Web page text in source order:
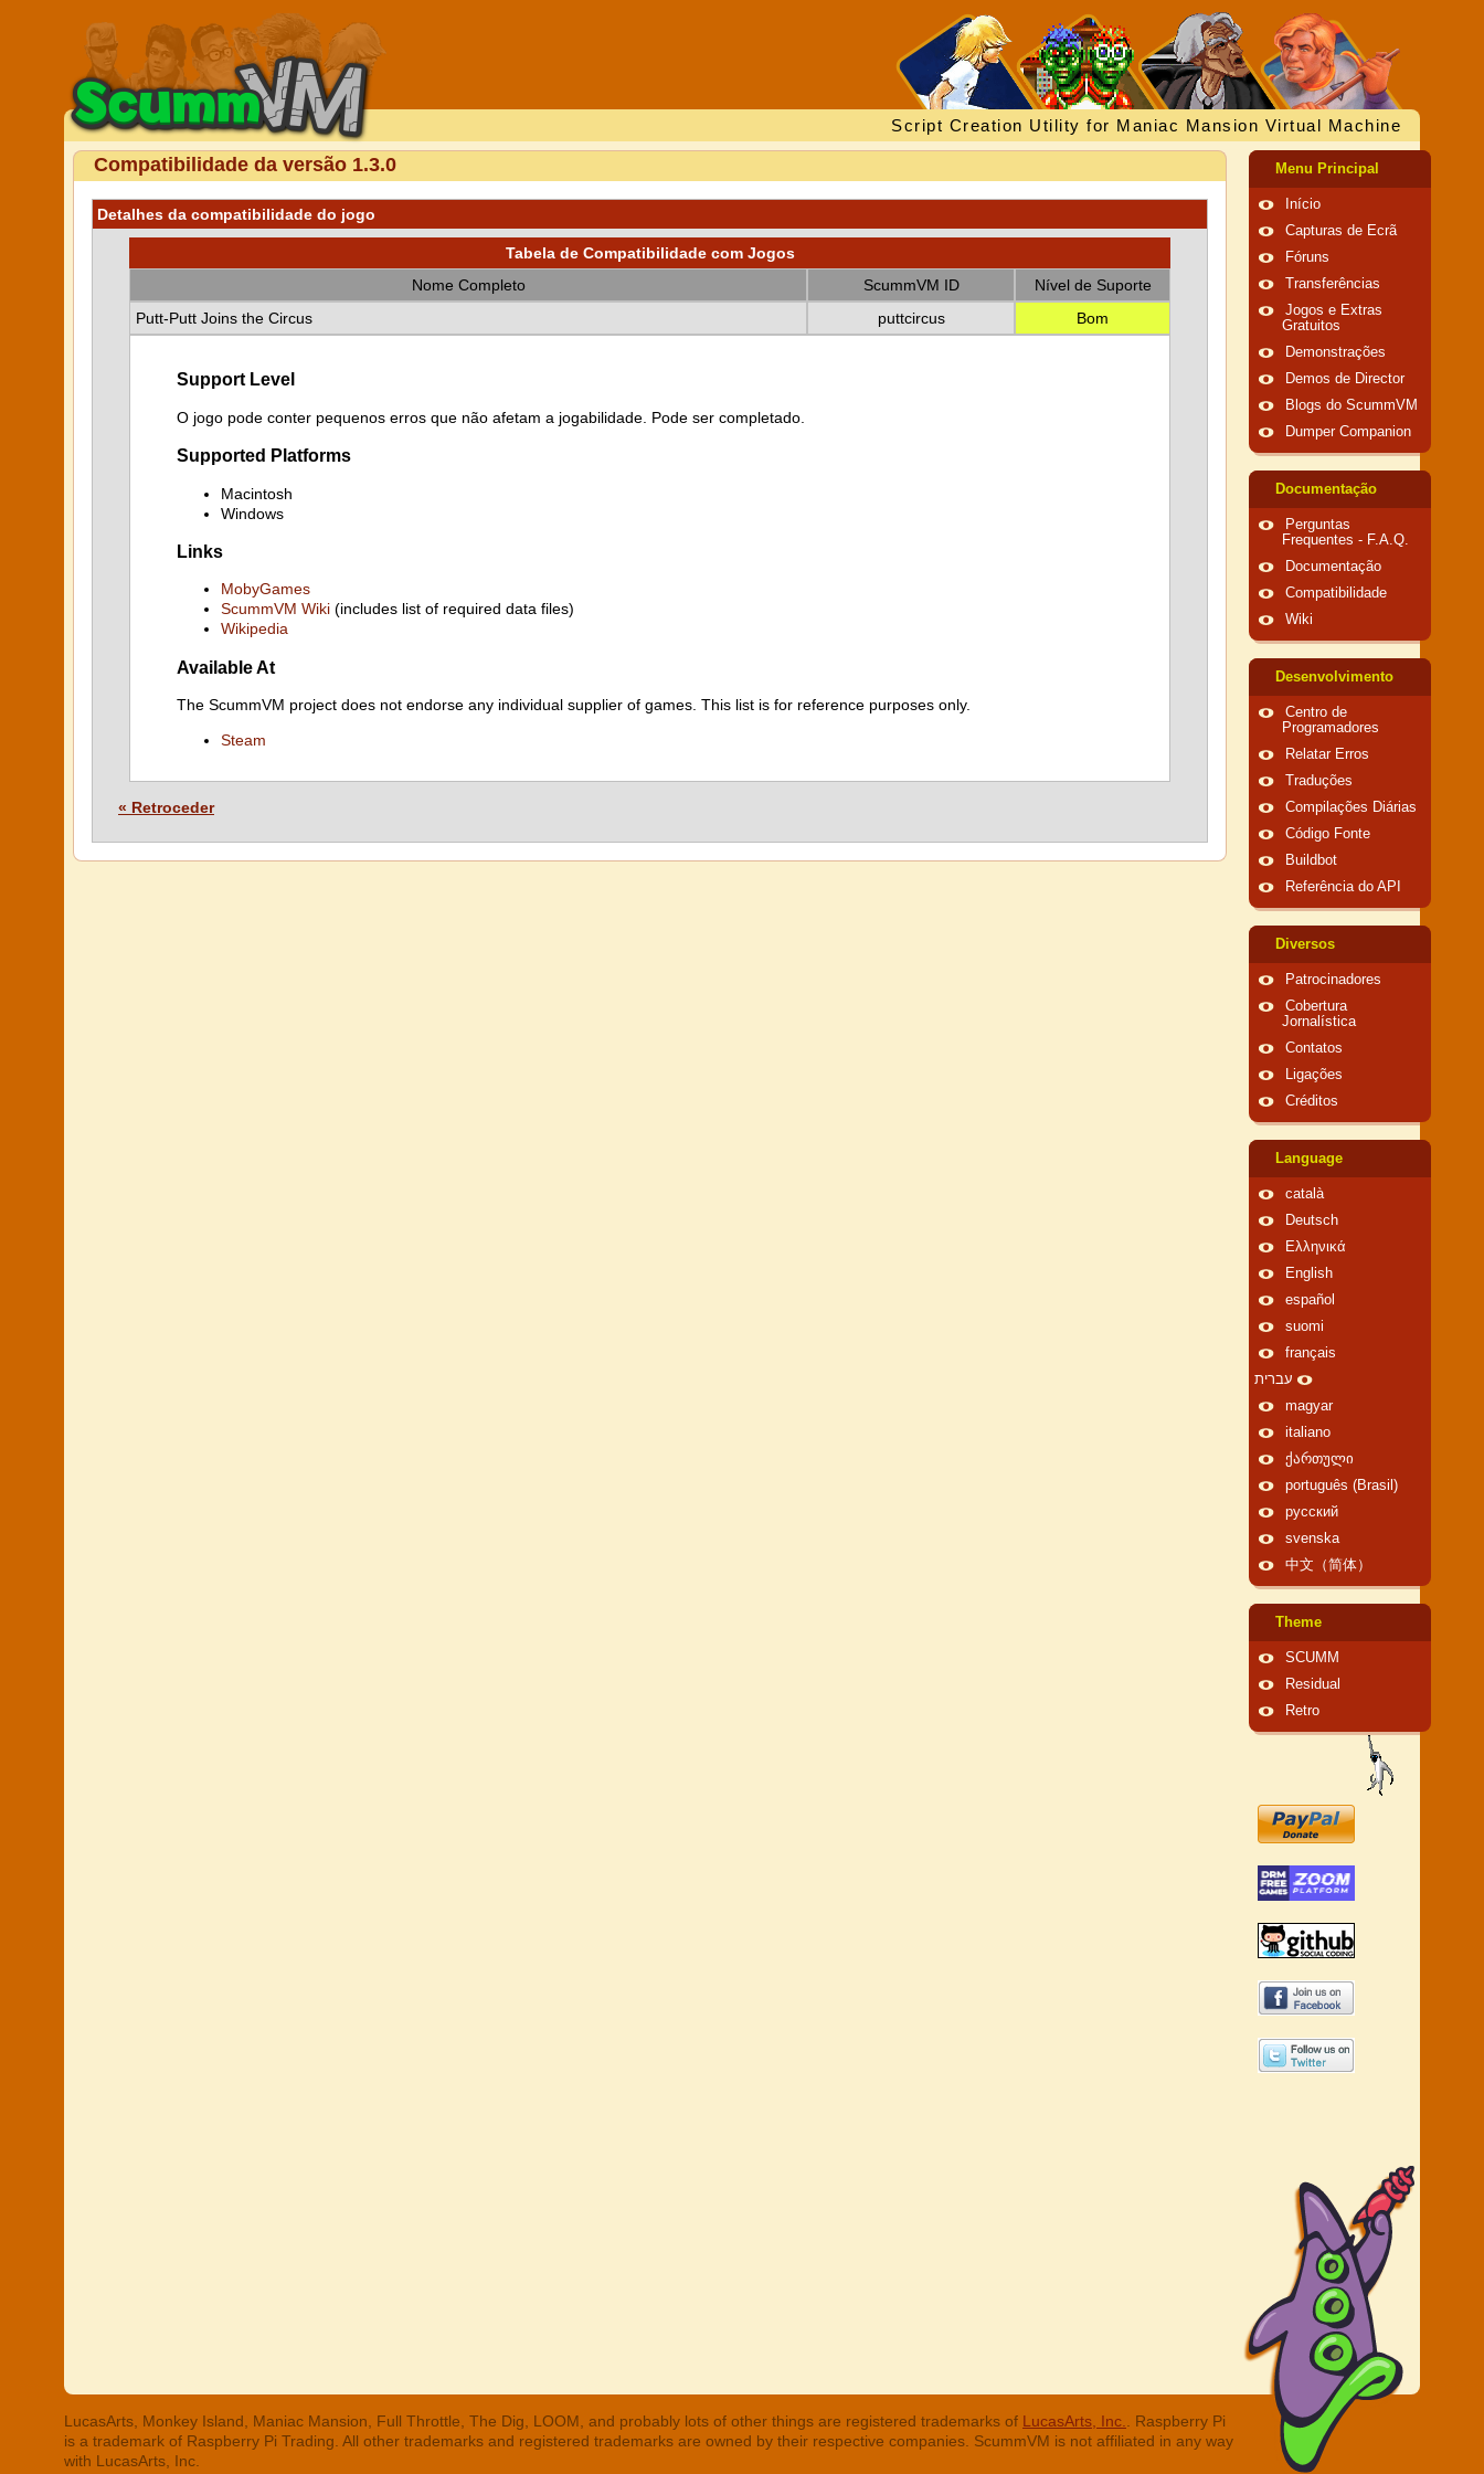
Script Creation Utility for Maniac Mansion Virtual Machine
Compatibilidade da versão 1.3.0
Detalhes da compatibilidade do jogo
Tabela de Compatibilidade com Jogos
Nome Completo
ScummVM ID
Nível de Suporte
Putt-Putt Joins the Circus
puttcircus Bom
Support Level
O jogo pode conter pequenos erros que não afetam a jogabilidade. Pode ser completado.
Supported Platforms
Macintosh
Windows
Links
MobyGames
ScummVM Wiki (includes list of required data files)
Wikipedia
Available At
The ScummVM project does not endorse any individual supplier of games. This list is for reference purposes only.
Steam
« Retroceder
Menu Principal
Início
Capturas de Ecrã
Fóruns
Transferências
Jogos e Extras
Gratuitos
Demonstrações
Demos de Director
Blogs do ScummVM
Dumper Companion
Documentação
Perguntas
Frequentes - F.A.Q.
Documentação
Compatibilidade
Wiki
Desenvolvimento
Centro de
Programadores
Relatar Erros
Traduções
Compilações Diárias
Código Fonte
Buildbot
Referência do API
Diversos
Patrocinadores
Cobertura
Jornalística
Contatos
Ligações
Créditos
Language
català
Deutsch
Ελληνικά
English
español
suomi
français
עברית
magyar
italiano
ქართული
português (Brasil)
русский
svenska
中文（简体）
Theme
SCUMM
Residual
Retro
LucasArts, Monkey Island, Maniac Mansion, Full Throttle, The Dig, LOOM, and probably lots of other things are registered trademarks of LucasArts, Inc.
. Raspberry Pi
is a trademark of Raspberry Pi Trading. All other trademarks and registered trademarks are owned by their respective companies. ScummVM is not affiliated in any way
with LucasArts, Inc.